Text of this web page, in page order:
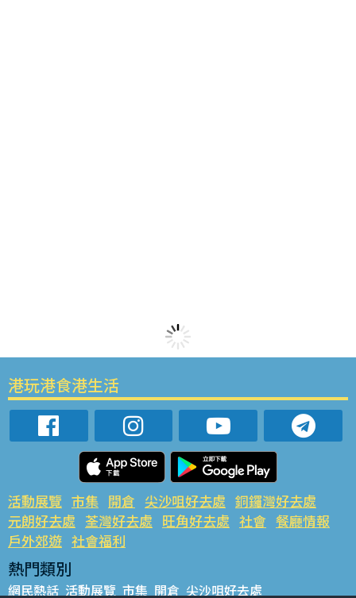
港玩港食港生活
活動展覽 市集 開倉 尖沙咀好去處 銅鑼灣好去處
元朗好去處 荃灣好去處 旺角好去處 社會 餐廳情報
戶外郊遊 社會福利
熱門類別
網民熱話 活動展覽 市集 開倉 尖沙咀好去處